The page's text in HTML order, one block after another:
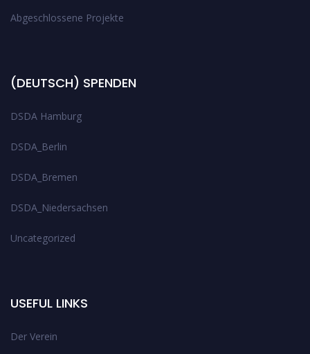
Abgeschlossene Projekte
(DEUTSCH) SPENDEN
DSDA Hamburg
DSDA_Berlin
DSDA_Bremen
DSDA_Niedersachsen
Uncategorized
USEFUL LINKS
Der Verein